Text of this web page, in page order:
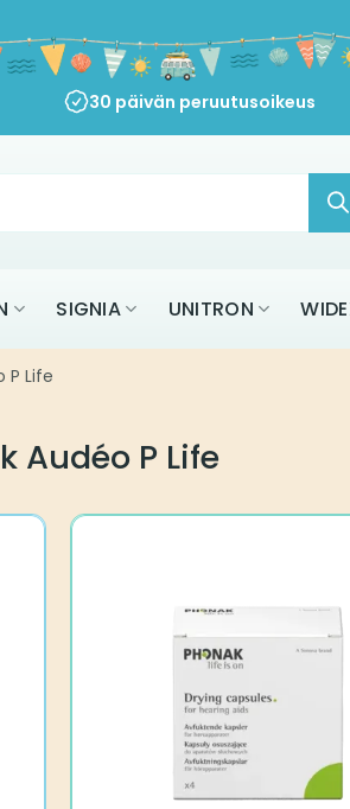
30 päivän peruutusoikeus
SIGNIA UNITRON
P Life
Audéo P Life